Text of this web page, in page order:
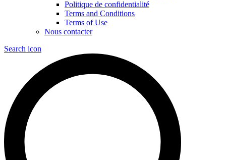
Politique de confidentialité
Terms and Conditions
Terms of Use
Nous contacter
Search icon